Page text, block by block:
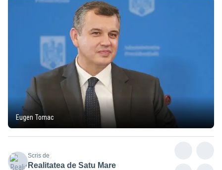
Eugen Tomac
Scris de
Realitatea de Satu Mare